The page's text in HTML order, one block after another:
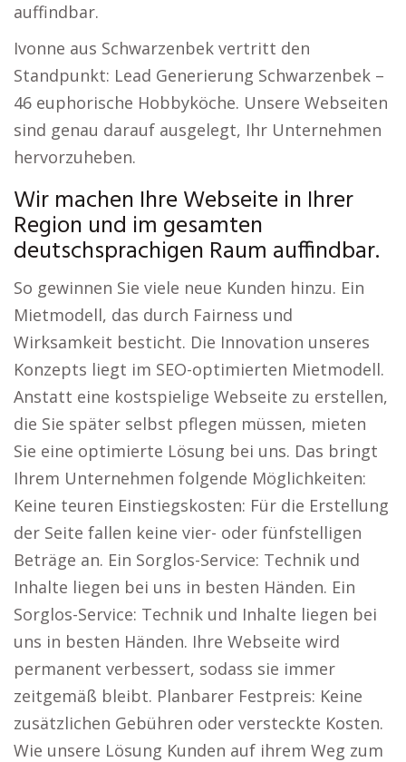
auffindbar.
Ivonne aus Schwarzenbek vertritt den
Standpunkt: Lead Generierung Schwarzenbek –
46 euphorische Hobbyköche. Unsere Webseiten
sind genau darauf ausgelegt, Ihr Unternehmen
hervorzuheben.
Wir machen Ihre Webseite in Ihrer
Region und im gesamten
deutschsprachigen Raum auffindbar.
So gewinnen Sie viele neue Kunden hinzu. Ein
Mietmodell, das durch Fairness und
Wirksamkeit besticht. Die Innovation unseres
Konzepts liegt im SEO-optimierten Mietmodell.
Anstatt eine kostspielige Webseite zu erstellen,
die Sie später selbst pflegen müssen, mieten
Sie eine optimierte Lösung bei uns. Das bringt
Ihrem Unternehmen folgende Möglichkeiten:
Keine teuren Einstiegskosten: Für die Erstellung
der Seite fallen keine vier- oder fünfstelligen
Beträge an. Ein Sorglos-Service: Technik und
Inhalte liegen bei uns in besten Händen. Ein
Sorglos-Service: Technik und Inhalte liegen bei
uns in besten Händen. Ihre Webseite wird
permanent verbessert, sodass sie immer
zeitgemäß bleibt. Planbarer Festpreis: Keine
zusätzlichen Gebühren oder versteckte Kosten.
Wie unsere Lösung Kunden auf ihrem Weg zum